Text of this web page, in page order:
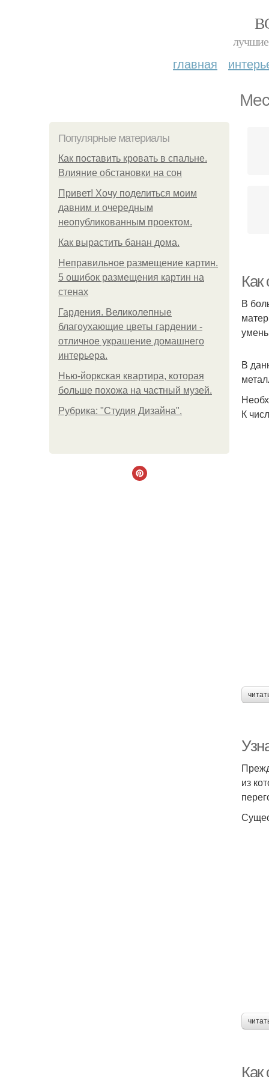
лучшие
главная
Популярные материалы
Как поставить кровать в спальне.
Влияние обстановки на сон
Привет! Хочу поделиться моим
давним и очередным
неопубликованным проектом.
Как вырастить банан дома.
Неправильное размещение картин.
5 ошибок размещения картин на
стенах
Гардения. Великолепные
благоухающие цветы гардении -
отличное украшение домашнего
интерьера.
Нью-йоркская квартира, которая
больше похожа на частный музей.
Рубрика: "Студия Дизайна".
Как
В
В
К
из
Как